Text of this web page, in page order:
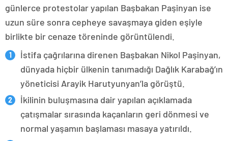
günlerce protestolar yapılan Başbakan Paşinyan ise
uzun süre sonra cepheye savaşmaya giden eşiyle
birlikte bir cenaze töreninde görüntülendi.
İstifa çağrılarına direnen Başbakan Nikol Paşinyan,
dünyada hiçbir ülkenin tanımadığı Dağlık Karabağ’ın
yöneticisi Arayik Harutyunyan’la görüştü.
İkilinin buluşmasına dair yapılan açıklamada
çatışmalar sırasında kaçanların geri dönmesi ve
normal yaşamın başlaması masaya yatırıldı.